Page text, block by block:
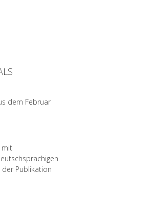
dem Februar
mit
der Publikation